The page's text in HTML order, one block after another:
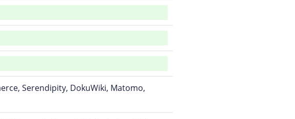
Serendipity, DokuWiki, Matomo,